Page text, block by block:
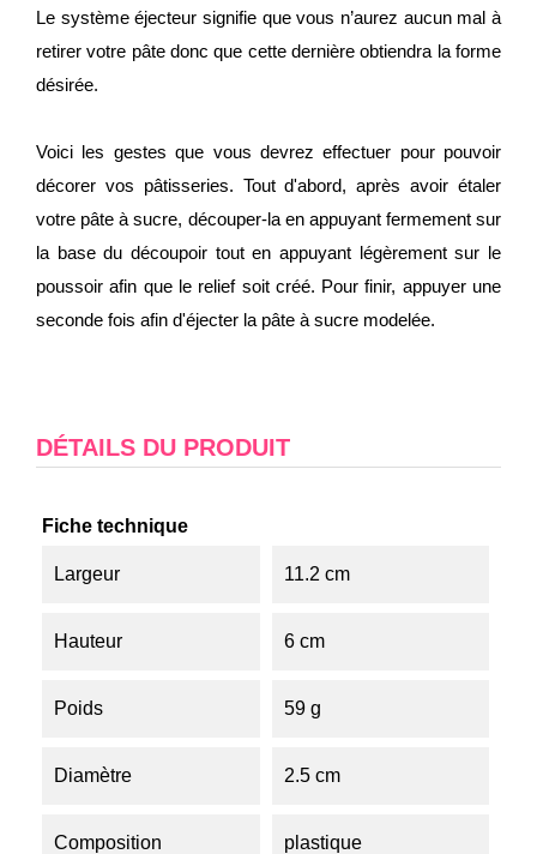
Le système éjecteur signifie que vous n’aurez aucun mal à
retirer votre pâte donc que cette dernière obtiendra la forme
désirée.
Voici les gestes que vous devrez effectuer pour pouvoir
décorer vos pâtisseries. Tout d'abord, après avoir étaler
votre pâte à sucre, découper-la en appuyant fermement sur
la base du découpoir tout en appuyant légèrement sur le
poussoir afin que le relief soit créé. Pour finir, appuyer une
seconde fois afin d'éjecter la pâte à sucre modelée.
DÉTAILS DU PRODUIT
Fiche technique
Largeur 11.2 cm
Hauteur 6 cm
Poids 59 g
Diamètre 2.5 cm
Composition plastique